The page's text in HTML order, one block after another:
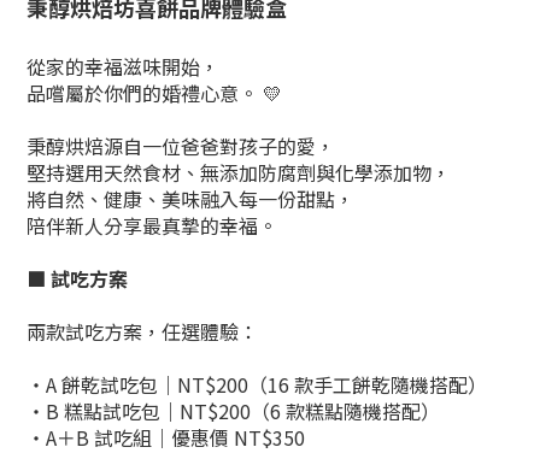
秉醇烘焙坊喜餅品牌體驗盒
從家的幸福滋味開始，
品嚐屬於你們的婚禮心意。 💛
秉醇烘焙源自一位爸爸對孩子的愛，
堅持選用天然食材、無添加防腐劑與化學添加物，
將自然、健康、美味融入每一份甜點，
陪伴新人分享最真摯的幸福。
■ 試吃方案
兩款試吃方案，任選體驗：
・A 餅乾試吃包｜NT$200（16 款手工餅乾隨機搭配）
・B 糕點試吃包｜NT$200（6 款糕點隨機搭配）
・A＋B 試吃組｜優惠價 NT$350